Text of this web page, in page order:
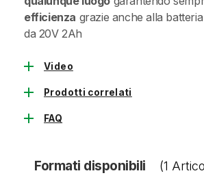
efficienza grazie anche alla
da 20V 2Ah
add Video
add Prodotti correlati
add FAQ
Formati disponibili (1